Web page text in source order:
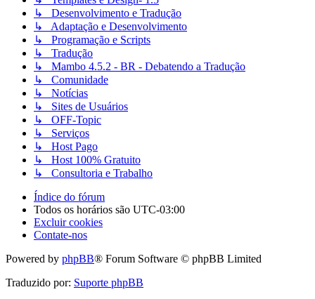
↳ Desenvolvimento e Tradução
↳ Adaptação e Desenvolvimento
↳ Programação e Scripts
↳ Tradução
↳ Mambo 4.5.2 - BR - Debatendo a Tradução
↳ Comunidade
↳ Notícias
↳ Sites de Usuários
↳ OFF-Topic
↳ Serviços
↳ Host Pago
↳ Host 100% Gratuito
↳ Consultoria e Trabalho
Índice do fórum
Todos os horários são UTC-03:00
Excluir cookies
Contate-nos
Powered by phpBB® Forum Software © phpBB Limited
Traduzido por: Suporte phpBB